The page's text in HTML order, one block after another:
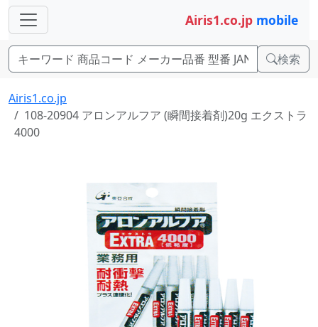
Airis1.co.jp mobile
検索
Airis1.co.jp
108-20904 アロンアルフア (瞬間接着剤)20g エクストラ
4000